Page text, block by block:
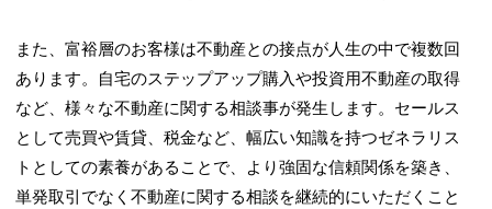
また、富裕層のお客様は不動産との接点が人生の中で複数回
あります。自宅のステップアップ購入や投資用不動産の取得
など、様々な不動産に関する相談事が発生します。セールス
として売買や賃貸、税金など、幅広い知識を持つゼネラリス
トとしての素養があることで、より強固な信頼関係を築き、
単発取引でなく不動産に関する相談を継続的にいただくこと